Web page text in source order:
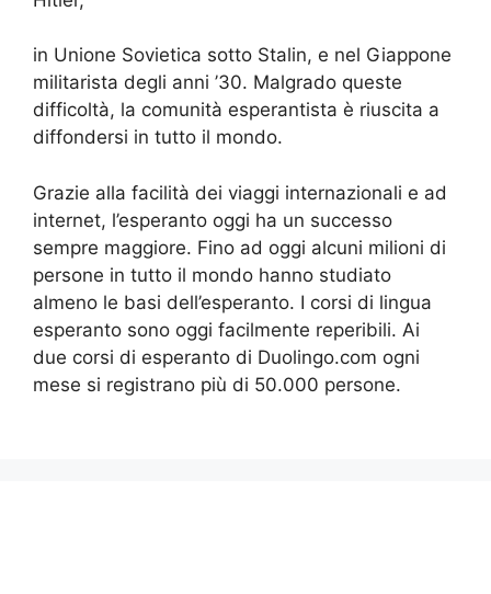
in Unione Sovietica sotto Stalin, e nel Giappone
militarista degli anni ’30. Malgrado queste
difficoltà, la comunità esperantista è riuscita a
diffondersi in tutto il mondo.
Grazie alla facilità dei viaggi internazionali e ad
internet, l’esperanto oggi ha un successo
sempre maggiore. Fino ad oggi alcuni milioni di
persone in tutto il mondo hanno studiato
almeno le basi dell’esperanto. I corsi di lingua
esperanto sono oggi facilmente reperibili. Ai
due corsi di esperanto di Duolingo.com ogni
mese si registrano più di 50.000 persone.